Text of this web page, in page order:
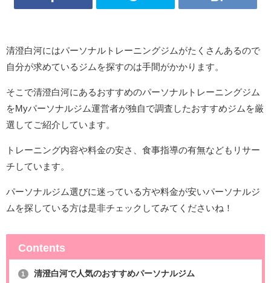
清澄白河にはパーソナルトレーニングジムがたくさんあるので
自分が求めているジムを探すのは手間がかかります。
そこで清澄白河にあるおすすめのパーソナルトレーニングジム
をMyパーソナルジム運営者が独自で調査したおすすめジムを厳
選してご紹介しています。
トレーニング内容や料金の安さ、食事指導の有無などもリサー
チしています。
パーソナルジム選びに迷っている方や料金が安いパーソナルジ
ムを探している方は是非チェックしてみてくださいね！
Contents
1 清澄白河で人気のおすすめパーソナルジム